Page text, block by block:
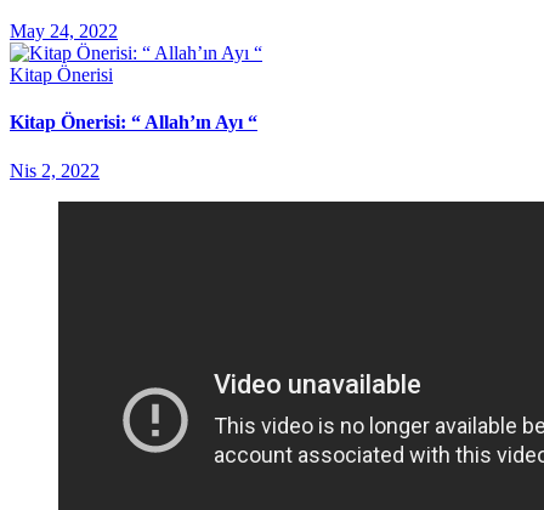
May 24, 2022
Kitap Önerisi
Kitap Önerisi: “ Allah’ın Ayı “
Nis 2, 2022